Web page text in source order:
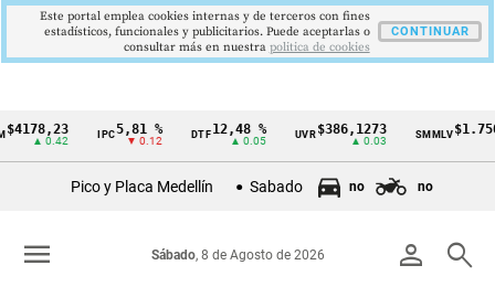
Cintillo
Colombia
▲ 0.42
5,81 %
▼ 0.12
12,48 %
▲ 0.05
$386,1273
▲ 0.03
SMMLV
Pico y Placa Medellín Sabado no no
person search
Sábado, 8 de Agosto de 2026
menu
Este portal emplea cookies internas y de terceros con fines
estadísticos, funcionales y publicitarios. Puede aceptarlas o
consultar más en nuestra politica de cookies
CONTINUAR